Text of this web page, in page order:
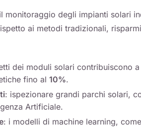
monitoraggio degli impianti solari
ai metodi tradizionali,
dei moduli solari contribuiscono
fino al 10%.
: ispezionare grandi parchi solari,
Artificiale.
: i modelli di machine learning,